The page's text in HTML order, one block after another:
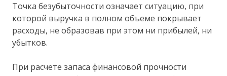
Точка безубыточности означает ситуацию, при
которой выручка в полном объеме покрывает
расходы, не образовав при этом ни прибылей, ни
убытков.
При расчете запаса финансовой прочности